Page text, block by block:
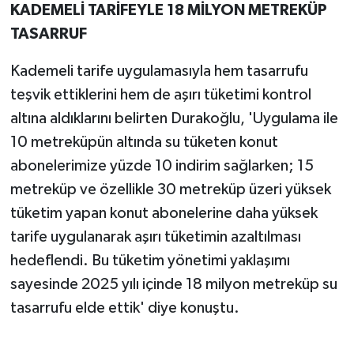
KADEMELİ TARİFEYLE 18 MİLYON METREKÜP
TASARRUF
Kademeli tarife uygulamasıyla hem tasarrufu
teşvik ettiklerini hem de aşırı tüketimi kontrol
altına aldıklarını belirten Durakoğlu, 'Uygulama ile
10 metreküpün altında su tüketen konut
abonelerimize yüzde 10 indirim sağlarken; 15
metreküp ve özellikle 30 metreküp üzeri yüksek
tüketim yapan konut abonelerine daha yüksek
tarife uygulanarak aşırı tüketimin azaltılması
hedeflendi. Bu tüketim yönetimi yaklaşımı
sayesinde 2025 yılı içinde 18 milyon metreküp su
tasarrufu elde ettik' diye konuştu.